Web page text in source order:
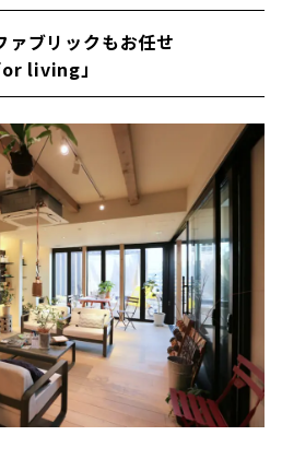
ァブリックもお任せ
living」